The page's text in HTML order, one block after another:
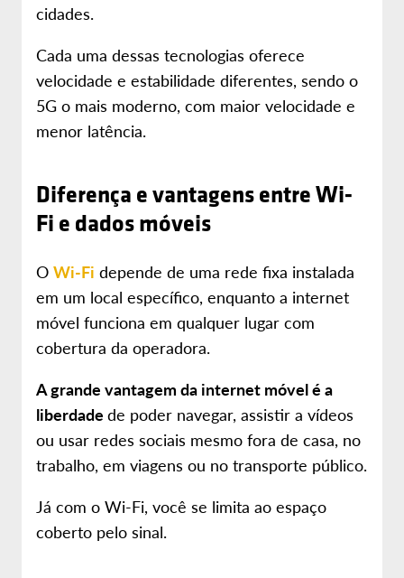
cidades.
Cada uma dessas tecnologias oferece
velocidade e estabilidade diferentes, sendo o
5G o mais moderno, com maior velocidade e
menor latência.
Diferença e vantagens entre Wi-
Fi e dados móveis
O Wi-Fi depende de uma rede fixa instalada
em um local específico, enquanto a internet
móvel funciona em qualquer lugar com
cobertura da operadora.
A grande vantagem da internet móvel é a
liberdade de poder navegar, assistir a vídeos
ou usar redes sociais mesmo fora de casa, no
trabalho, em viagens ou no transporte público.
Já com o Wi-Fi, você se limita ao espaço
coberto pelo sinal.